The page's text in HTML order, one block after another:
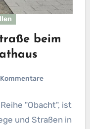
beim
"Obacht", ist
und Straßen in